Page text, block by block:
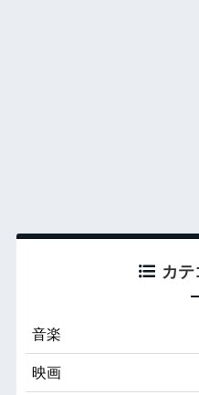
カテ
音楽
映画